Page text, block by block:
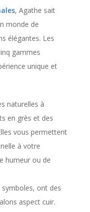
, Agathe sait
monde de
élégantes. Les
gammes
unique et
naturelles à
en grès et des
vous permettent
à votre
humeur ou de
ont des
aspect cuir.